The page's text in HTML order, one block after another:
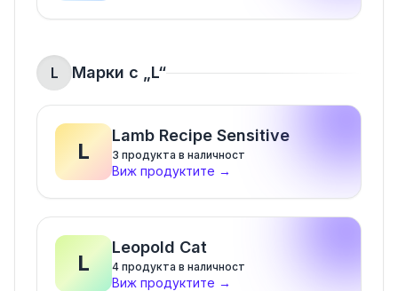
L Марки с „ L“
L
Lamb Recipe Sensitive
3 продукта в наличност
Виж продуктите →
L
Leopold Cat
4 продукта в наличност
Виж продуктите →